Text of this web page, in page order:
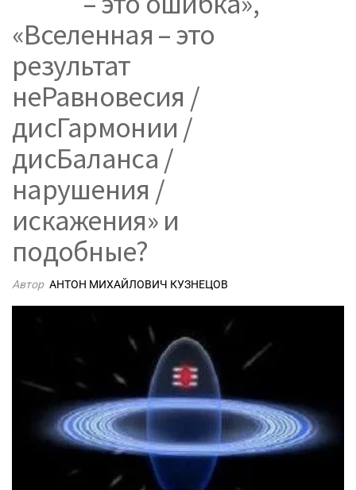
«Вселенная – это
результат
неРавновесия /
дисГармонии /
дисБаланса /
нарушения /
искажения» и
подобные?
Автор АНТОН МИХАЙЛОВИЧ КУЗНЕЦОВ